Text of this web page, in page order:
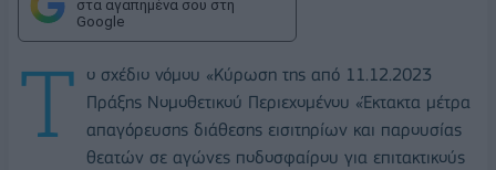
στα αγαπημένα σου στη
Google
Τ
ο σχέδιο νόμου «Κύρωση της από 11.12.2023
Πράξης Νομοθετικού Περιεχομένου «Έκτακτα μέτρα
απαγόρευσης διάθεσης εισιτηρίων και παρουσίας
θεατών σε αγώνες ποδοσφαίρου για επιτακτικούς